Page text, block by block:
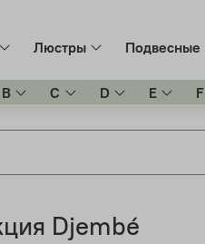
Люстры Подвесные
B C D E F
Djembé